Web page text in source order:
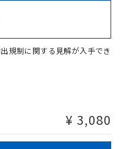
あります。
規制に関する見解が入手でき
¥ 3,080